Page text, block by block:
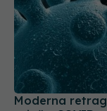
Moderna
gripă - COVID
23 mai 2025, 12:33